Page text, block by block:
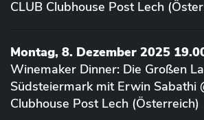
CLUB Clubhouse Post Lech
Montag, 8. Dezember 2025
Winemaker Dinner: Die Großen
Südsteiermark mit Erwin Sabathi
Clubhouse Post Lech (Österreich)